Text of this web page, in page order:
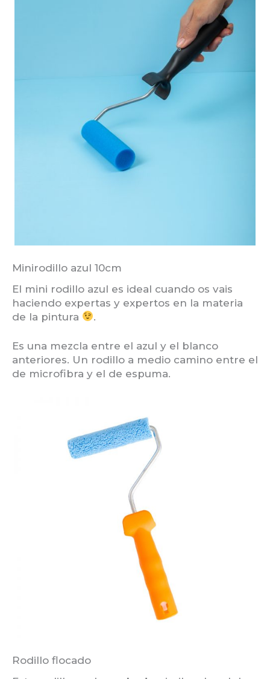
Minirodillo azul 10cm
El mini rodillo azul es ideal cuando os vais
haciendo expertas y expertos en la materia
de la pintura
.
Es una mezcla entre el azul y el blanco
anteriores. Un rodillo a medio camino entre el
de microfibra y el de espuma.
Rodillo flocado